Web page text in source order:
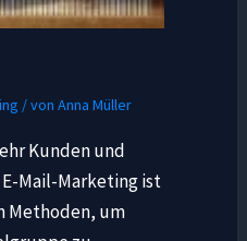
/ von Anna Müller
Kunden und
Mail-Marketing ist
Methoden, um